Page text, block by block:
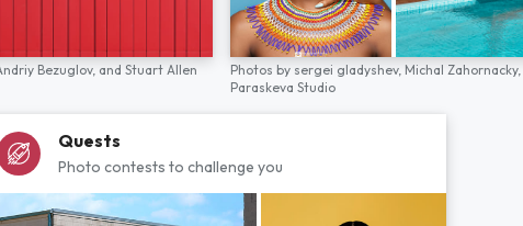
Bezuglov, and Stuart Allen Photos by sergei gladyshev, Michal Zahornacky,
Paraskeva Studio
Quests
Photo contests to challenge you